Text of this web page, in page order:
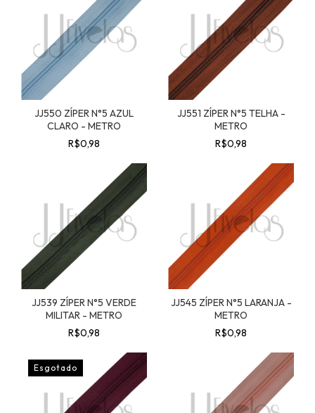
JJ550 ZÍPER N°5 AZUL
CLARO - METRO
R$0,98
JJ551 ZÍPER N°5 TELHA -
METRO
R$0,98
JJ539 ZÍPER N°5 VERDE
MILITAR - METRO
R$0,98
JJ545 ZÍPER N°5 LARANJA -
METRO
R$0,98
Esgotado